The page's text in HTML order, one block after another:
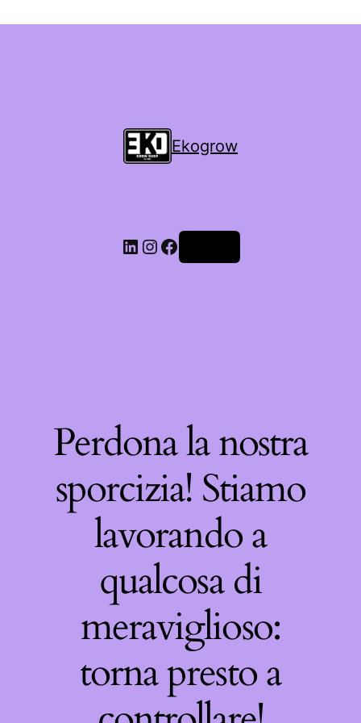
Ekogrow
Perdona la nostra
sporcizia! Stiamo
lavorando a
qualcosa di
meraviglioso:
torna presto a